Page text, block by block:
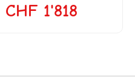
CHF 1'818